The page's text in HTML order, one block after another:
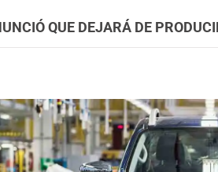
QUE DEJARÁ DE